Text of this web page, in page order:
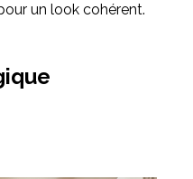
un look cohérent.